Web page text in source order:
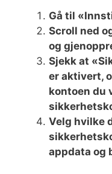
Gå til
Scroll ned
og
Sjekk at
er aktivert,
kontoen du
Velg hvilke
appdata og